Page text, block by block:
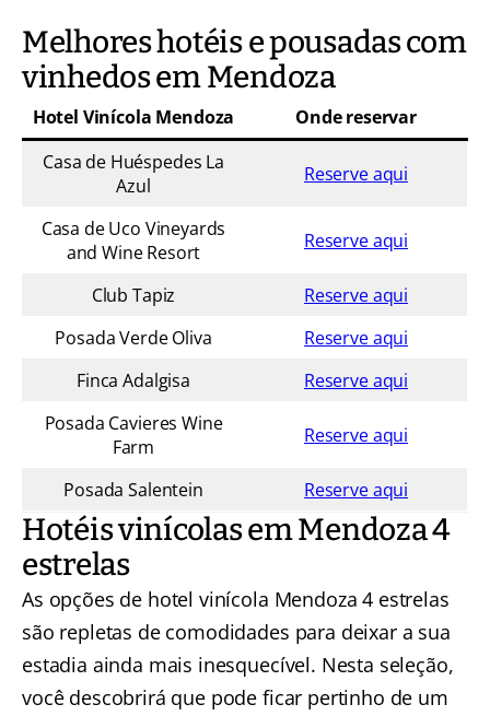
Melhores hotéis e pousadas com
vinhedos em Mendoza
Hotel Vinícola Mendoza
Onde reservar
Casa de Huéspedes La
Azul
Reserve aqui
Casa de Uco Vineyards
and Wine Resort
Reserve aqui
Club Tapiz
Reserve aqui
Posada Verde Oliva
Reserve aqui
Finca Adalgisa
Reserve aqui
Posada Cavieres Wine
Farm
Reserve aqui
Posada Salentein Reserve aqui
Hotéis vinícolas em Mendoza 4
estrelas
As opções de hotel vinícola Mendoza 4 estrelas
são repletas de comodidades para deixar a sua
estadia ainda mais inesquecível. Nesta seleção,
você descobrirá que pode ficar pertinho de um